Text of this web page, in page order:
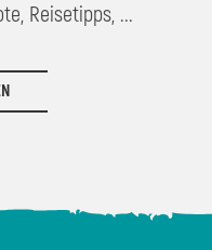
Reisetipps, ...